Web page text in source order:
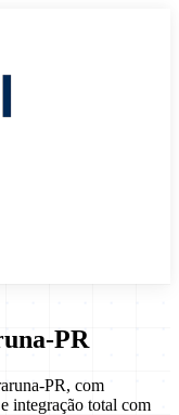
-PR
PR, com
integração total com